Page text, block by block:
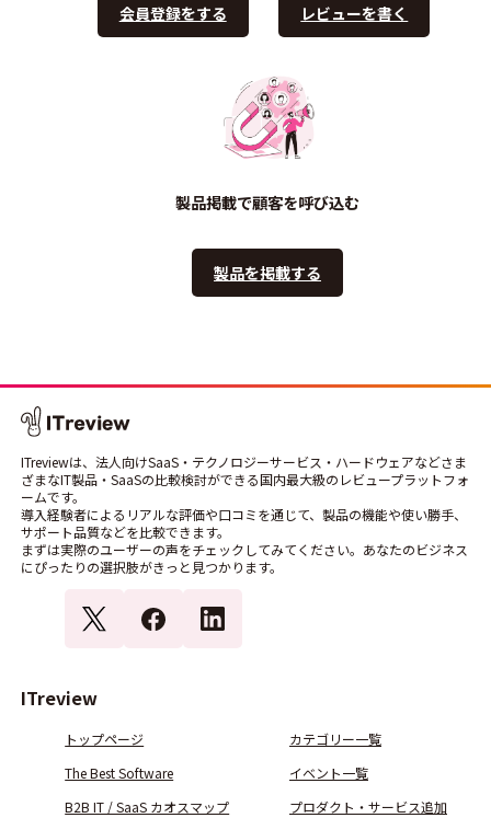
会員登録をする レビューを書く
製品掲載で顧客を呼び込む
製品を掲載する
ITreviewは、法人向けSaaS・テクノロジーサービス・ハードウェアなどさま
ざまなIT製品・SaaSの比較検討ができる国内最大級のレビュープラットフォ
ームです。
導入経験者によるリアルな評価や口コミを通じて、製品の機能や使い勝手、
サポート品質などを比較できます。
まずは実際のユーザーの声をチェックしてみてください。あなたのビジネス
にぴったりの選択肢がきっと見つかります。
ITreview
トップページ
カテゴリー一覧
The Best Software
イベント一覧
B2B IT / SaaS カオスマップ
プロダクト・サービス追加